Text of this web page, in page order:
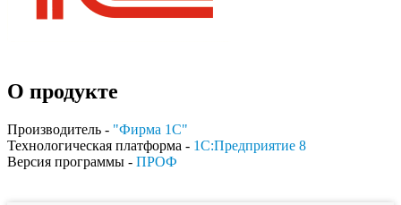
О продукте
Производитель - "Фирма 1С"
Технологическая платформа - 1С:Предприятие 8
Версия программы - ПРОФ